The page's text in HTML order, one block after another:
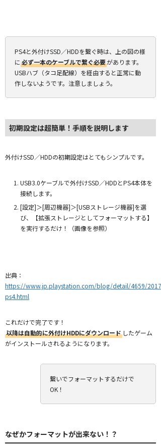
PS4と外付けSSD／HDDを繋ぐ時は、上の図の様
に 必ず一本のケーブルで繋ぐ必要があります。
USBハブ（タコ足配線）を経由すると正常に動
作しないようです。注意しましょう。
初期設定は超簡単！手順を説明します
外付けSSD／HDDの初期設定はとてもシンプルです。
USB3.0ケーブルで外付けSSD／HDDとPS4本体を
接続します。
[設定]＞[周辺機器]＞[USBストレージ機器]を選
び、【拡張ストレージとしてフォーマットする】
を実行するだけ！（画像を参照）
出典：
https://www.jp.playstation.com/blog/detail/4659/
ps4.html
これだけで完了です！
以降は自動的に外付けHDDにダウンロード したゲーム
がインストールされるようになります。
繋いでフォーマットするだけで
OK！
なぜかフォーマットが出来ない！？